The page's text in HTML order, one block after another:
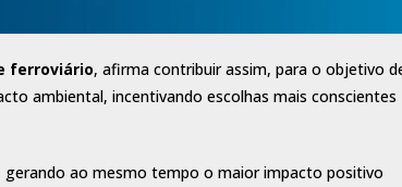
ferroviário, afirma contribuir assim, para o objetivo
ambiental, incentivando escolhas mais conscientes
gerando ao mesmo tempo o maior impacto positivo